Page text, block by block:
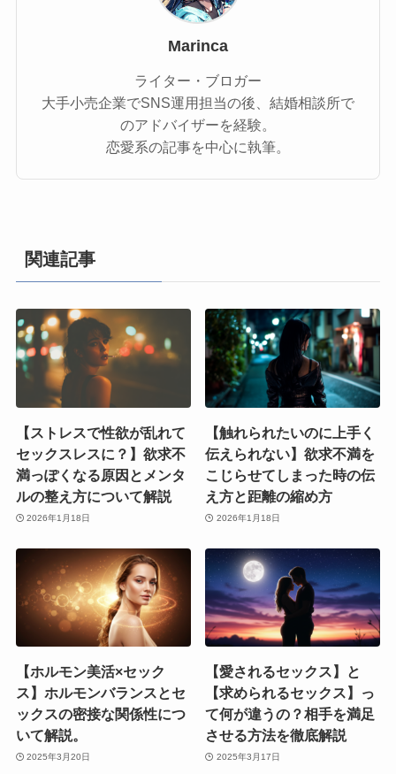
Marinca
ライター・ブロガー
大手小売企業でSNS運用担当の後、結婚相談所で
のアドバイザーを経験。
恋愛系の記事を中心に執筆。
関連記事
【ストレスで性欲が乱れて
セックスレスに？】欲求不
満っぽくなる原因とメンタ
ルの整え方について解説
2026年1月18日
【触れられたいのに上手く
伝えられない】欲求不満を
こじらせてしまった時の伝
え方と距離の縮め方
2026年1月18日
【ホルモン美活×セック
ス】ホルモンバランスとセ
ックスの密接な関係性につ
いて解説。
2025年3月20日
【愛されるセックス】と
【求められるセックス】っ
て何が違うの？相手を満足
させる方法を徹底解説
2025年3月17日